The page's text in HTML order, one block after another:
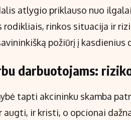
atlygio priklauso nuo
rodikliais, rinkos situacija ir
požiūrį į kasdienius
darbuotojams:
tapti akcininku skamba
augti, ir kristi, o opcionai